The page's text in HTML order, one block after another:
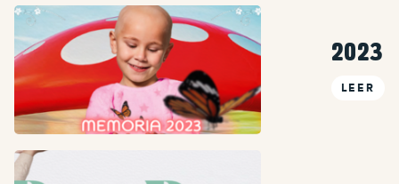
2023
LEER